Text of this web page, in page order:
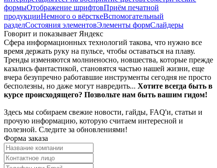
формыОтображение шрифтовПриём печатной
продукцииНемного о вёрсткеВспомогательный
разделСостояния элементовЭлементы формСлайдеры
Говорит и показывает Яндекс
Сфера информационных технологий такова, что нужно все
время держать руку на пульсе, чтобы оставаться на плаву.
Тренды изменяются молниеносно, новшества, которые прежде
казались фантастикой, становятся частью нашей жизни, еще
вчера безупречно работавшие инструменты сегодня не просто
бесполезны, но даже могут навредить... Хотите всегда быть в
курсе происходящего? Позвольте нам быть вашим гидом!
Здесь мы собираем свежие новости, гайды, FAQ'и, статьи и
прочую информацию, которую считаем интересной и
полезной. Следите за обновлениями!
Форма заказа